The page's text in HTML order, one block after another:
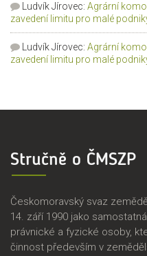
Ludvík Jírovec: Agrární
zavedení limitu pro malé
Ludvík Jírovec: Agrární
zavedení limitu pro malé
Stručně o ČMSZP
Českomoravský svaz
14. září 1990 jako
právnické a fyzické osoby,
činnost především v